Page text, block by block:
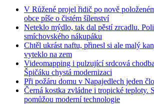
V Růžené projel řidič po nově
obce píše o čistém šílenství
Neteklo mýdlo, tak dal pěstí zrcadlu.
smíchovského nákupáku
Chtěl ukrást naftu, přinesl si ale malý
vyteklo na zem
Videomapping i pulzující srdcová
Špičáku chystá modernizaci
Při požáru domu v Napajedlech jeden
Černá kostka zvládne i tropické teploty.
pomůžou moderní technologie